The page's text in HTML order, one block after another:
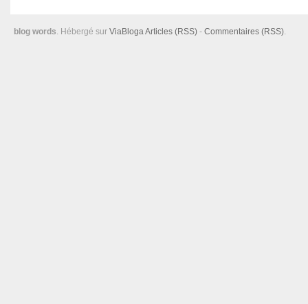
blog words. Hébergé sur ViaBlogaArticles (RSS) - Commentaires (RSS).